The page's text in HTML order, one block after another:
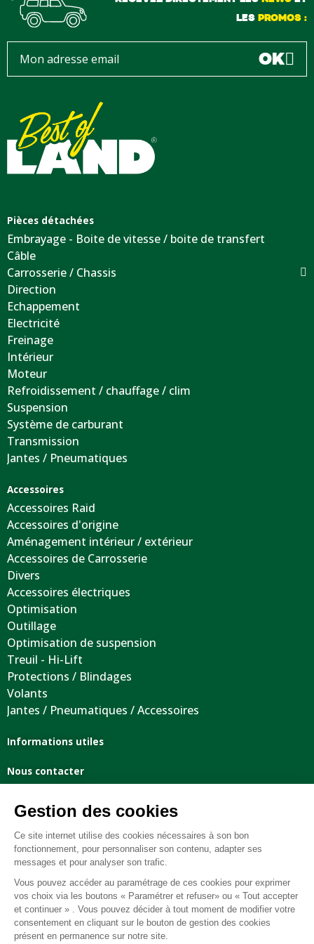
LES PROMOS :
OK
Pièces détachées
Embrayage - Boite de vitesse / boite de transfert
Câble
Carrosserie / Chassis
Direction
Echappement
Electricité
Freinage
Intérieur
Moteur
Refroidissement / chauffage / clim
Suspension
Système de carburant
Transmission
Jantes / Pneumatiques
Accessoires
Accessoires Raid
Accessoires d'origine
Aménagement intérieur / extérieur
Accessoires de Carrosserie
Divers
Accessoires électriques
Optimisation
Outillage
Optimisation de suspension
Treuil - Hi-Lift
Protections / Blindages
Volants
Jantes / Pneumatiques / Accessoires
Informations utiles
Nous contacter
Conditions générales de vente